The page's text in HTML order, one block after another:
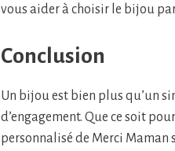
vous aider à choisir le bijou
Conclusion
Un bijou est bien plus qu’un
d’engagement. Que ce soit
personnalisé de Merci Maman